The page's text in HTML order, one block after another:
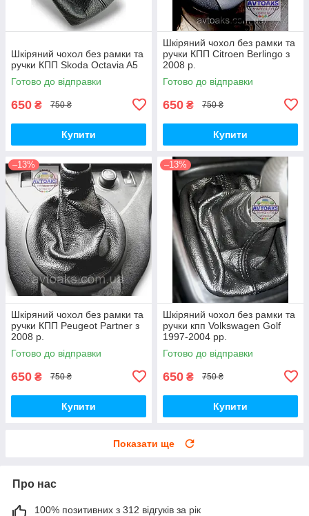
Шкіряний чохол без рамки та
ручки КПП Skoda Octavia A5
Готово до відправки
650 ₴ 750 ₴
Купити
Шкіряний чохол без рамки та
ручки КПП Citroеn Berlingo з
2008 р.
Готово до відправки
650 ₴ 750 ₴
Купити
–13%
Шкіряний чохол без рамки та
ручки КПП Peugeot Partner з
2008 р.
Готово до відправки
650 ₴ 750 ₴
Купити
–13%
Шкіряний чохол без рамки та
ручки кпп Volkswagen Golf
1997-2004 рр.
Готово до відправки
650 ₴ 750 ₴
Купити
Показати ще
Про нас
100% позитивних з 312 відгуків за рік